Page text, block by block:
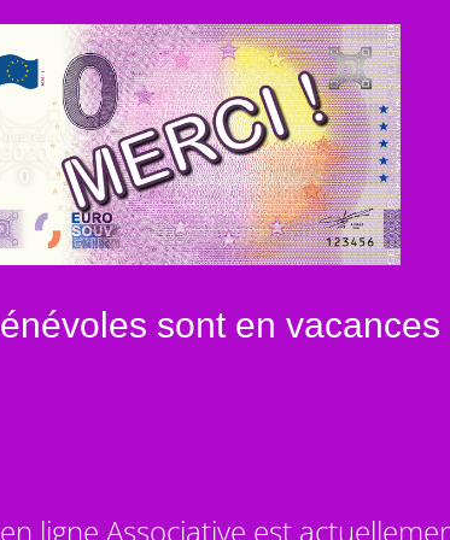
sont en vacances
ligne Associative est